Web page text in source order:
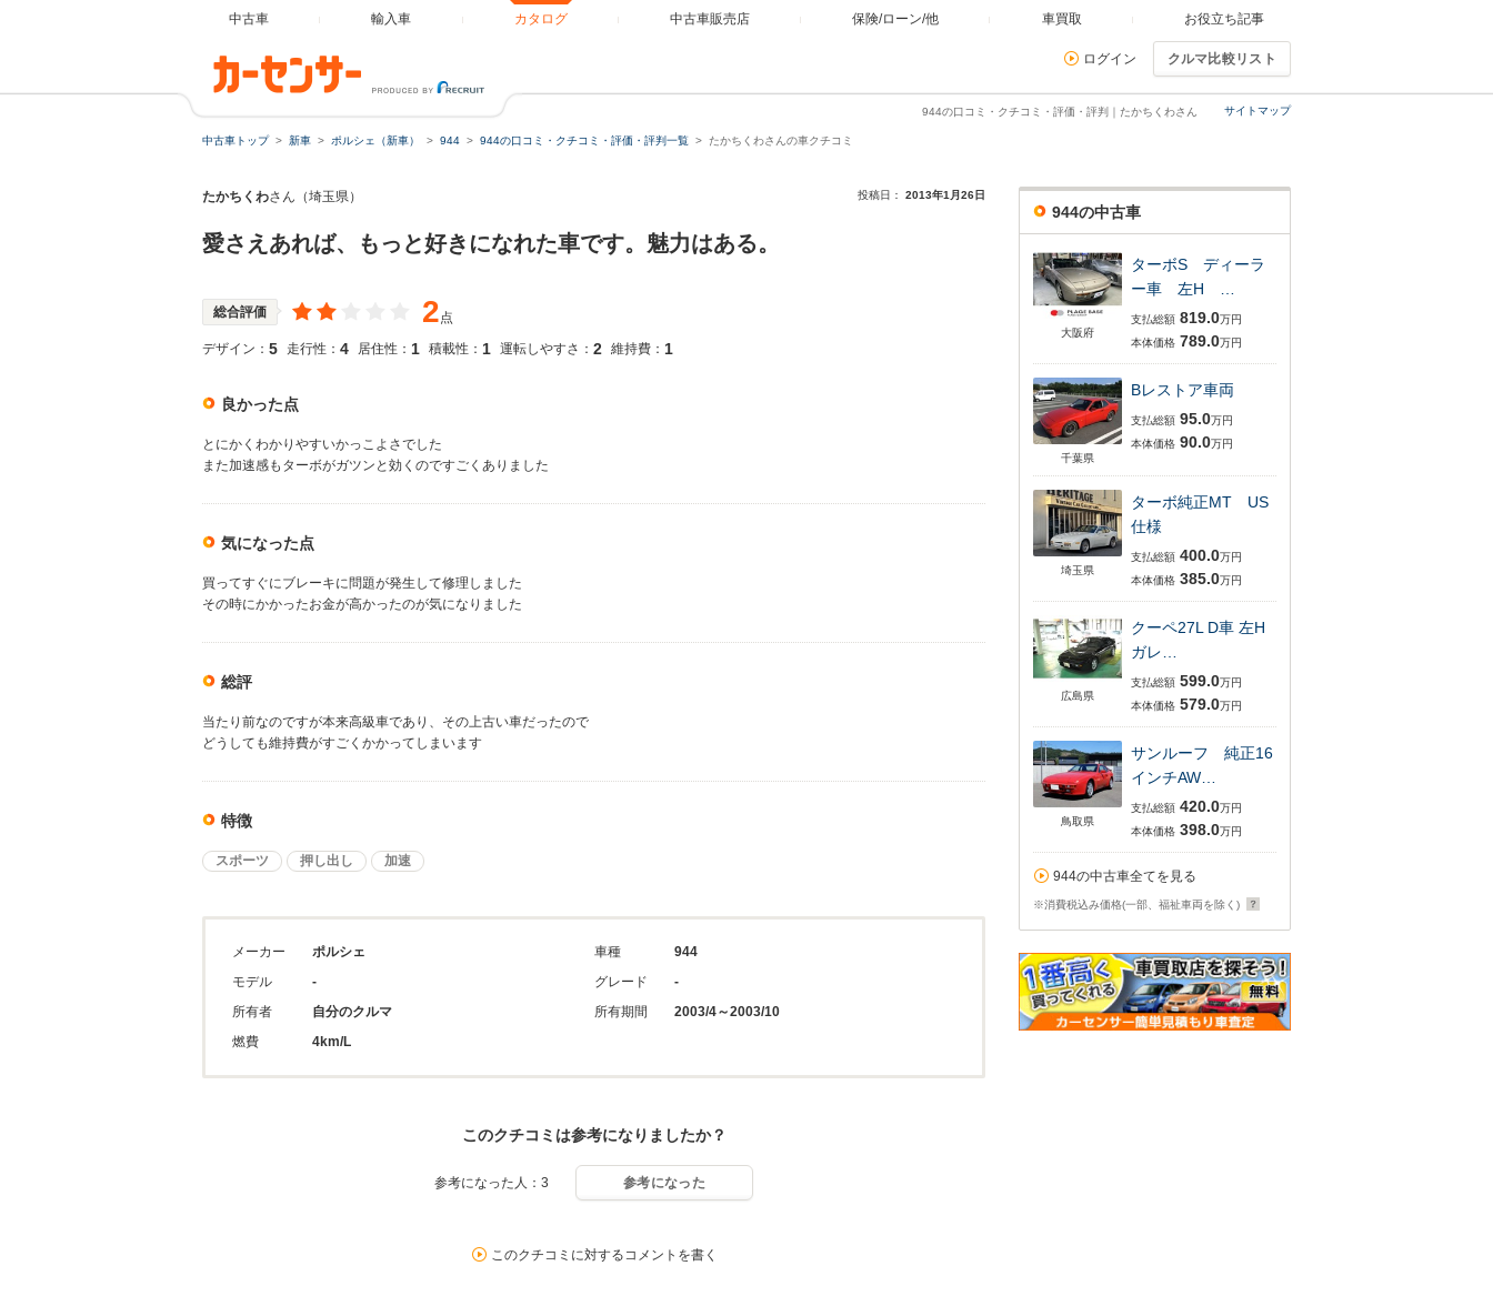
中古車 輸入車 カタログ 中古車販売店 保険/ローン/他 車買取 お役立ち記事
ログイン クルマ比較リスト
サイトマップ
944の口コミ・クチコミ・評価・評判｜たかちくわさん
中古車トップ 新車 ポルシェ（新車） 944 944の口コミ・クチコミ・評価・評判一覧 たかちくわさんの車クチコミ
たかちくわさん（埼玉県） 投稿日： 2013年1月26日
愛さえあれば、もっと好きになれた車です。魅力はある。
総合評価 2点
デザイン： 5 走行性： 4 居住性： 1 積載性： 1 運転しやすさ： 2 維持費： 1
良かった点
とにかくわかりやすいかっこよさでした
また加速感もターボがガツンと効くのですごくありました
気になった点
買ってすぐにブレーキに問題が発生して修理しました
その時にかかったお金が高かったのが気になりました
総評
当たり前なのですが本来高級車であり、その上古い車だったので
どうしても維持費がすごくかかってしまいます
特徴
スポーツ 押し出し 加速
メーカー
ポルシェ
モデル
-
所有者
自分のクルマ
燃費
4km/L
車種
944
グレード
-
所有期間
2003/4～2003/10
このクチコミは参考になりましたか？
参考になった人：3 参考になった
このクチコミに対するコメントを書く
944の中古車
大阪府
ターボS ディーラ
ー車 左H …
支払総額 819.0万円
本体価格 789.0万円
千葉県
Bレストア車両
支払総額 95.0万円
本体価格 90.0万円
埼玉県
ターボ純正MT US
仕様
支払総額 400.0万円
本体価格 385.0万円
広島県
クーペ27L D車 左H
ガレ…
支払総額 599.0万円
本体価格 579.0万円
鳥取県
サンルーフ 純正16
インチAW…
支払総額 420.0万円
本体価格 398.0万円
944の中古車全てを見る
※消費税込み価格(一部、福祉車両を除く)